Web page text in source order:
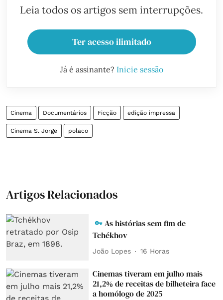
Leia todos os artigos sem interrupções.
Ter acesso ilimitado
Já é assinante? Inicie sessão
Cinema Documentários Ficção edição impressa
Cinema S. Jorge polaco
Artigos Relacionados
As histórias sem fim de
Tchékhov
João Lopes 16 Horas
Cinemas tiveram em julho mais
21,2% de receitas de bilheteira face
a homólogo de 2025